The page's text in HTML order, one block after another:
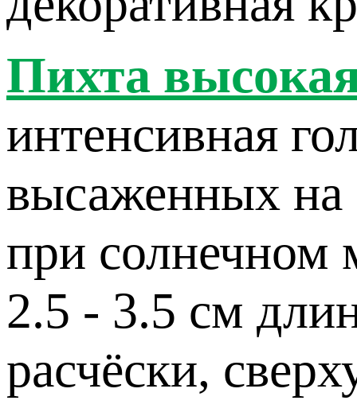
Пихта
интенсивная
высаженных на
при солнечном
2.5 - 3.5 см
расчёски,